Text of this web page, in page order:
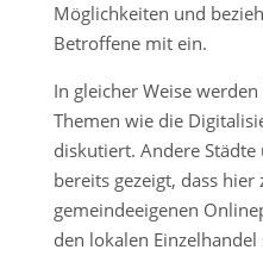
Möglichkeiten und
Betroffene mit ein.
In gleicher Weise
Themen wie die
diskutiert. Andere
bereits gezeigt, dass hier
gemeindeeigenen
den lokalen